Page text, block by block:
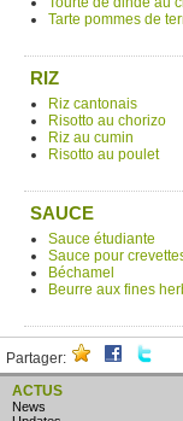
Tarte pommes de
RIZ
Riz cantonais
Risotto au chorizo
Riz au cumin
Risotto au poulet
SAUCE
Sauce étudiante
Sauce pour
Béchamel
Beurre aux fines
Partager:
ACTUS
news